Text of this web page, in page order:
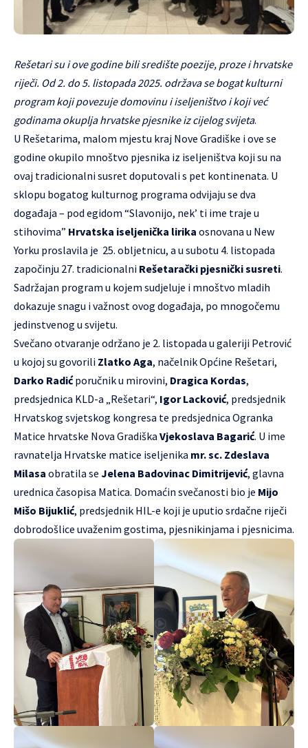
Rešetari su i ove godine bili središte poezije, proze i hrvatske
riječi. Od 2. do 5. listopada 2025. održava se bogat kulturni
program koji povezuje domovinu i iseljeništvo i koji već
godinama okuplja hrvatske pjesnike iz cijelog svijeta.
U Rešetarima, malom mjestu kraj Nove Gradiške i ove se
godine okupilo mnoštvo pjesnika iz iseljeništva koji su na
ovaj tradicionalni susret doputovali s pet kontinenata. U
sklopu bogatog kulturnog programa odvijaju se dva
događaja – pod egidom “Slavonijo, nek’ ti ime traje u
stihovima” Hrvatska iseljenička lirika osnovana u New
Yorku proslavila je 25. obljetnicu, a u subotu 4. listopada
započinju 27. tradicionalni Rešetarački pjesnički susreti.
Sadržajan program u kojem sudjeluje i mnoštvo mladih
dokazuje snagu i važnost ovog događaja, po mnogočemu
jedinstvenog u svijetu.
Svečano otvaranje održano je 2. listopada u galeriji Petrović
u kojoj su govorili Zlatko Aga, načelnik Općine Rešetari,
Darko Radićporučnik u mirovini, Dragica Kordas,
predsjednica KLD-a „Rešetari“, Igor Lacković, predsjednik
Hrvatskog svjetskog kongresa te predsjednica Ogranka
Matice hrvatske Nova Gradiška Vjekoslava Bagarić. U ime
ravnatelja Hrvatske matice iseljenika mr. sc. Zdeslava
Milasa obratila se Jelena Badovinac Dimitrijević, glavna
urednica časopisa Matica. Domaćin svečanosti bio je Mijo
Mišo Bijuklić, predsjednik HIL-e koji je uputio srdačne riječi
dobrodošlice uvaženim gostima, pjesnikinjama i pjesnicima.